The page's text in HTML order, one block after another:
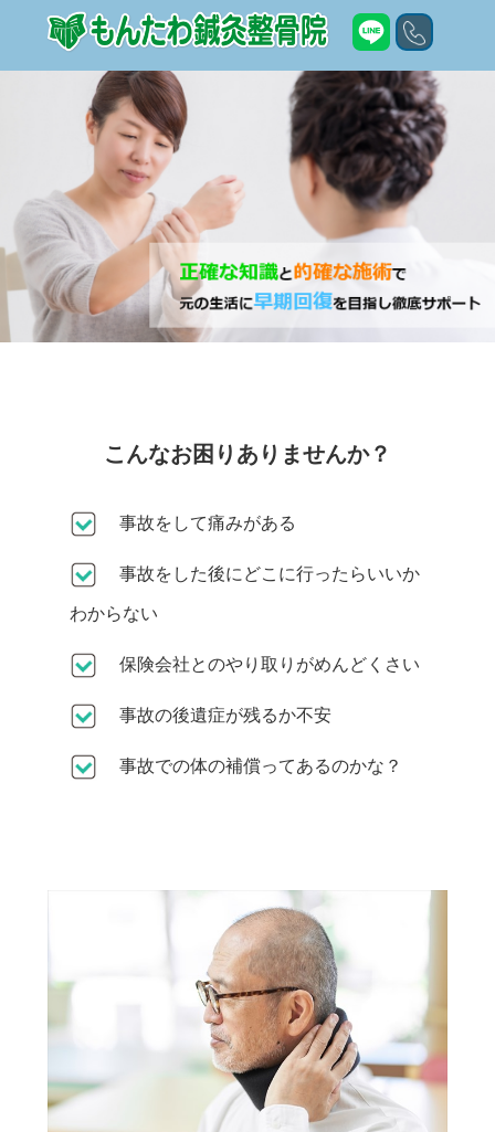
こんなお困りありませんか？
事故をして痛みがある
事故をした後にどこに行ったらいいか
わからない
保険会社とのやり取りがめんどくさい
事故の後遺症が残るか不安
事故での体の補償ってあるのかな？